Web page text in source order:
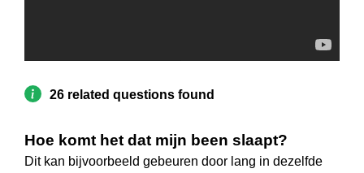
26 related questions found
Hoe komt het dat mijn been slaapt?
Dit kan bijvoorbeeld gebeuren door lang in dezelfde